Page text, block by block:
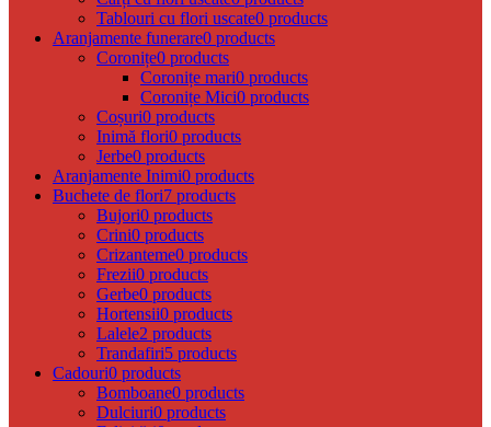
Tablouri cu flori uscate0 products
Aranjamente funerare0 products
Coronițe0 products
Coronițe mari0 products
Coronițe Mici0 products
Coșuri0 products
Inimă flori0 products
Jerbe0 products
Aranjamente Inimi0 products
Buchete de flori7 products
Bujori0 products
Crini0 products
Crizanteme0 products
Frezii0 products
Gerbe0 products
Hortensii0 products
Lalele2 products
Trandafiri5 products
Cadouri0 products
Bomboane0 products
Dulciuri0 products